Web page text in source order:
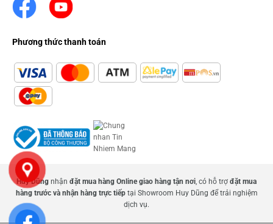
Phương thức thanh toán
Huy Dũng nhận đặt mua hàng Online giao hàng tận nơi, có hỗ trợ đặt mua
hàng trước và nhận hàng trực tiếptại Showroom Huy Dũng để trải nghiệm
dịch vụ.